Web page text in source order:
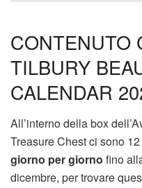
CONTENUTO
TILBURY
CALENDAR
All’interno della box
Treasure Chest ci sono
giorno per giorno fino
dicembre, per trovare